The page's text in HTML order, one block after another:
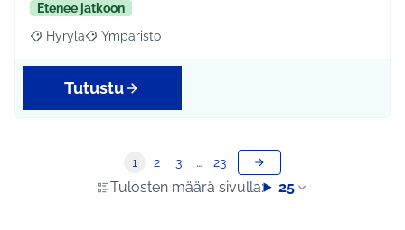
Etenee jatkoon
Rajaa tulokset aihepiirin mukaan: Hyrylä
Hyrylä Rajaa tulokset teeman mukaan: Ympäristö
Ympäristö
Tutustu
Tulosten määrä sivulla: 25
1 2 3 … 23